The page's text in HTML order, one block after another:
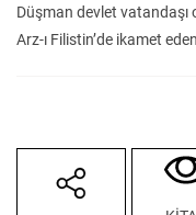
Düşman devlet
Arz-ı Filistin’de ikamet
kabul edecekler hakkında
Osmanlı vatandaşlığını
Musevilerin Osmanlı
Modern dünya tarihinin